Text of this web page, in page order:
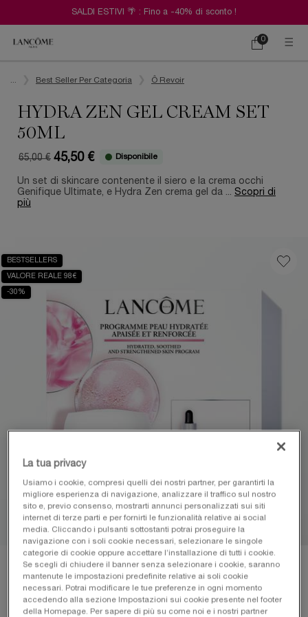
SALDI ESTIVI 🌴 : Fino a -40% di sconto !
Carrello
0
0 prodotto
Best Seller Per Categoria Ô Revoir
HYDRA ZEN GEL CREAM SET
50ML
Old price
65,00 €
New price
45,50 € Disponibile
Un set di skincare contenente il siero e la crema occhi
Genifique Ultimate, e Hydra Zen crema gel da ... Scopri di
più
BESTSELLERS
VALORE REALE 98€
-30%
La tua privacy
Usiamo i cookie, compresi quelli dei nostri partner, per garantirti la
migliore esperienza di navigazione, analizzare il traffico sul nostro
sito e, previo consenso, mostrarti annunci personalizzati sui siti
internet di terze parti e per fornirti le funzionalità relative ai social
media. Cliccando i pulsanti sottostanti potrai proseguire la
navigazione con i soli cookie necessari, selezionare le singole
categorie di cookie oppure accettare l’installazione di tutti i cookie.
Se scegli di chiudere il banner senza selezionare i cookie, saranno
mantenute le impostazioni predefinite relative ai soli cookie
necessari. Potrai modificare le tue preferenze in ogni momento
accedendo alla sezione Impostazioni sui cookie presente nel footer
della Homepage. Per sapere di più su come noi e i nostri partner